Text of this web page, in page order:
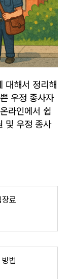
대해서 정리해
우정 종사자
라인에서 쉽
및 우정 종사
료
법